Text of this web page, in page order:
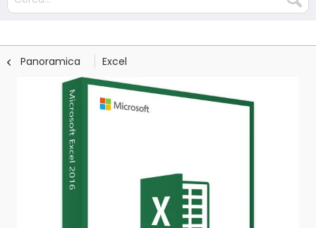
Panoramica Excel